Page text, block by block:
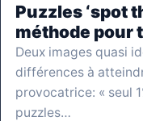
Puzzles ‘spot
méthode pour
Deux images quasi
différences à
provocatrice: « seul
puzzles…